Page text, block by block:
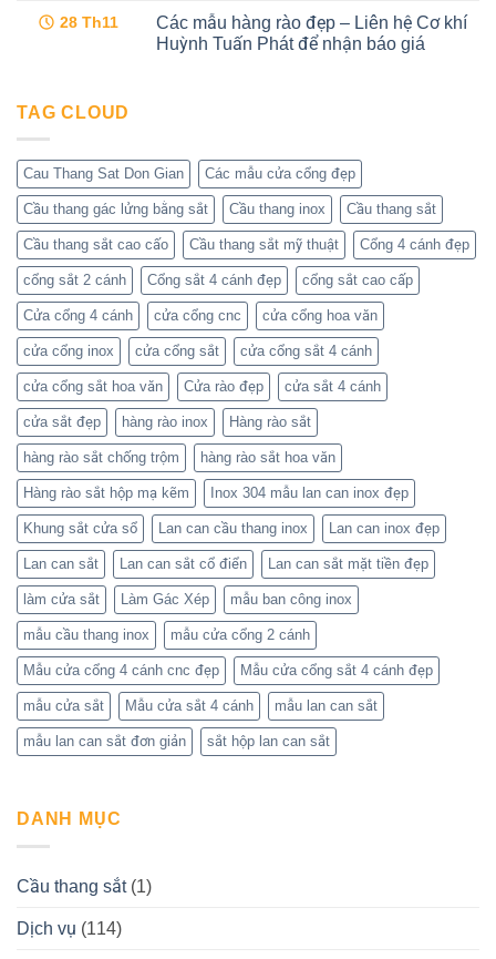
Tuấn
Phát
vụ
tốt
nhất
2
cánh
đẹp
nhất
hiện
nay
bình
luận
ở
Nhận
báo
giá
tốt
nhất
ở
Cơ
khí
Huỳnh
Tuấn
Phát
28 Th11
Các mẫu hàng rào đẹp – Liên hệ Cơ khí
Huỳnh Tuấn Phát để nhận báo giá
hàng
rào
đẹp
–
Liên
hệ
Cơ
khí
Huỳnh
Tuấn
Phát
để
nhận
báo
giá
TAG CLOUD
Cau Thang Sat Don Gian Các mẫu cửa cổng đẹp
Cầu thang gác lửng bằng sắt Cầu thang inox Cầu thang sắt
Cầu thang sắt cao cấo Cầu thang sắt mỹ thuật Cổng 4 cánh đẹp
cổng sắt 2 cánh Cổng sắt 4 cánh đẹp cổng sắt cao cấp
Cửa cổng 4 cánh cửa cổng cnc cửa cổng hoa văn
cửa cổng inox cửa cổng sắt cửa cổng sắt 4 cánh
cửa cổng sắt hoa văn Cửa rào đẹp cửa sắt 4 cánh
cửa sắt đẹp hàng rào inox Hàng rào sắt
hàng rào sắt chống trộm hàng rào sắt hoa văn
Hàng rào sắt hộp mạ kẽm Inox 304 mẫu lan can inox đẹp
Khung sắt cửa sổ Lan can cầu thang inox Lan can inox đẹp
Lan can sắt Lan can sắt cổ điển Lan can sắt mặt tiền đẹp
làm cửa sắt Làm Gác Xép mẫu ban công inox
mẫu cầu thang inox mẫu cửa cổng 2 cánh
Mẫu cửa cổng 4 cánh cnc đẹp Mẫu cửa cổng sắt 4 cánh đẹp
mẫu cửa sắt Mẫu cửa sắt 4 cánh mẫu lan can sắt
mẫu lan can sắt đơn giản sắt hộp lan can sắt
DANH MỤC
Cầu thang sắt(1)
Dịch vụ (114)